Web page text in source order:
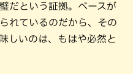
だという証拠。ベースが
れているのだから、その
しいのは、もはや必然と